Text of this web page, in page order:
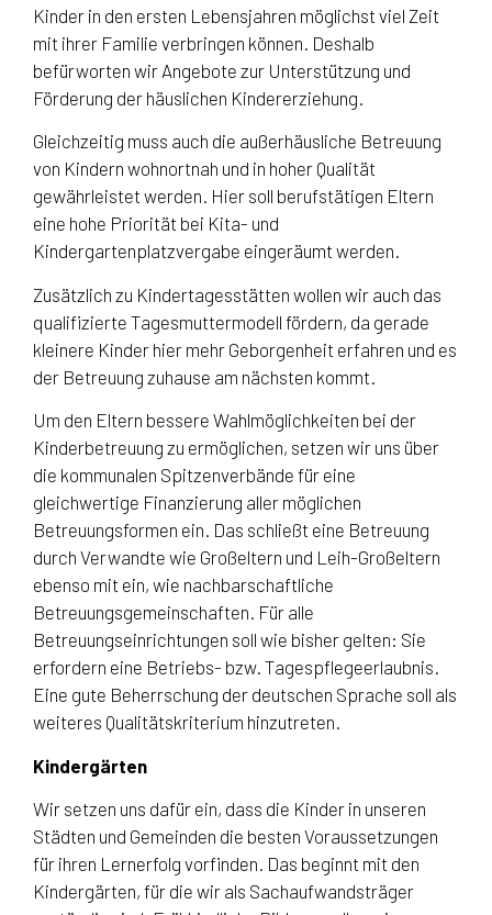
Kinder in den ersten Lebensjahren möglichst viel Zeit
mit ihrer Familie verbringen können. Deshalb
befürworten wir Angebote zur Unterstützung und
Förderung der häuslichen Kindererziehung.
Gleichzeitig muss auch die außerhäusliche Betreuung
von Kindern wohnortnah und in hoher Qualität
gewährleistet werden. Hier soll berufstätigen Eltern
eine hohe Priorität bei Kita- und
Kindergartenplatzvergabe eingeräumt werden.
Zusätzlich zu Kindertagesstätten wollen wir auch das
qualifizierte Tagesmuttermodell fördern, da gerade
kleinere Kinder hier mehr Geborgenheit erfahren und es
der Betreuung zuhause am nächsten kommt.
Um den Eltern bessere Wahlmöglichkeiten bei der
Kinderbetreuung zu ermöglichen, setzen wir uns über
die kommunalen Spitzenverbände für eine
gleichwertige Finanzierung aller möglichen
Betreuungsformen ein. Das schließt eine Betreuung
durch Verwandte wie Großeltern und Leih-Großeltern
ebenso mit ein, wie nachbarschaftliche
Betreuungsgemeinschaften. Für alle
Betreuungseinrichtungen soll wie bisher gelten: Sie
erfordern eine Betriebs- bzw. Tagespflegeerlaubnis.
Eine gute Beherrschung der deutschen Sprache soll als
weiteres Qualitätskriterium hinzutreten.
Kindergärten
Wir setzen uns dafür ein, dass die Kinder in unseren
Städten und Gemeinden die besten Voraussetzungen
für ihren Lernerfolg vorfinden. Das beginnt mit den
Kindergärten, für die wir als Sachaufwandsträger